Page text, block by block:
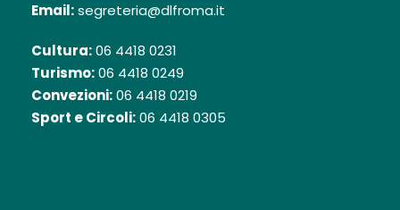
Email:segreteria@dlfroma.it
Cultura:06 4418 0231
Turismo:06 4418 0249
Convezioni:06 4418 0219
Sport e Circoli:06 4418 0305